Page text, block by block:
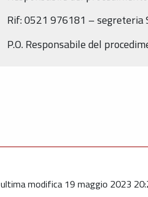
Rif: 0521 976181 –
P.O. Responsabile del
ultima modifica 19 maggio 2023